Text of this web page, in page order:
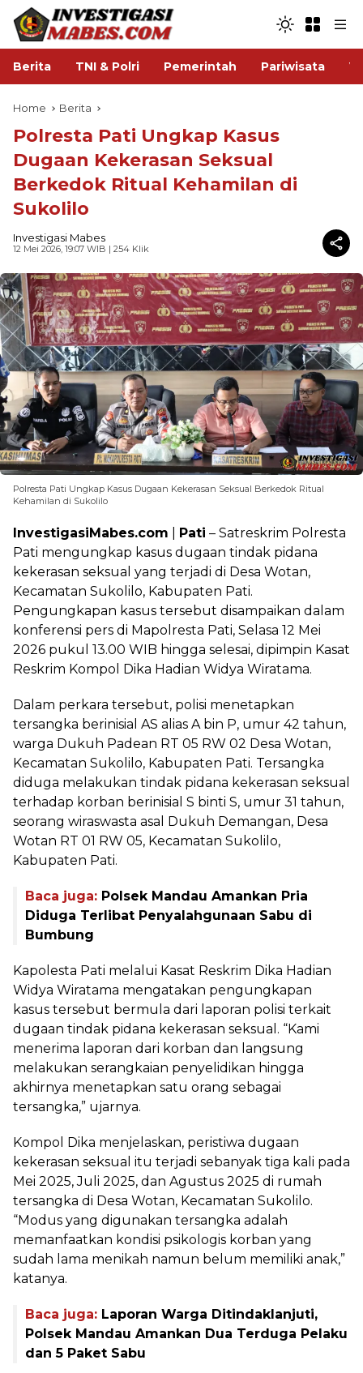
Berita TNI & Polri Pemerintah Pariwisata
Home Berita
Polresta Pati Ungkap Kasus
Dugaan Kekerasan Seksual
Berkedok Ritual Kehamilan di
Sukolilo
Investigasi Mabes
12 Mei 2026, 19:07 WIB | 254 Klik
Polresta Pati Ungkap Kasus Dugaan Kekerasan Seksual Berkedok Ritual
Kehamilan di Sukolilo
InvestigasiMabes.com Pati – Satreskrim Polresta
Pati mengungkap kasus dugaan tindak pidana
kekerasan seksual yang terjadi di Desa Wotan,
Kecamatan Sukolilo, Kabupaten Pati.
Pengungkapan kasus tersebut disampaikan dalam
konferensi pers di Mapolresta Pati, Selasa 12 Mei
2026 pukul 13.00 WIB hingga selesai, dipimpin Kasat
Reskrim Kompol Dika Hadian Widya Wiratama.
Dalam perkara tersebut, polisi menetapkan
tersangka berinisial AS alias A bin P, umur 42 tahun,
warga Dukuh Padean RT 05 RW 02 Desa Wotan,
Kecamatan Sukolilo, Kabupaten Pati. Tersangka
diduga melakukan tindak pidana kekerasan seksual
terhadap korban berinisial S binti S, umur 31 tahun,
seorang wiraswasta asal Dukuh Demangan, Desa
Wotan RT 01 RW 05, Kecamatan Sukolilo,
Kabupaten Pati.
Baca juga: Polsek Mandau Amankan Pria
Diduga Terlibat Penyalahgunaan Sabu di
Bumbung
Kapolesta Pati melalui Kasat Reskrim Dika Hadian
Widya Wiratama mengatakan pengungkapan
kasus tersebut bermula dari laporan polisi terkait
dugaan tindak pidana kekerasan seksual. “Kami
menerima laporan dari korban dan langsung
melakukan serangkaian penyelidikan hingga
akhirnya menetapkan satu orang sebagai
tersangka,” ujarnya.
Kompol Dika menjelaskan, peristiwa dugaan
kekerasan seksual itu terjadi sebanyak tiga kali pada
Mei 2025, Juli 2025, dan Agustus 2025 di rumah
tersangka di Desa Wotan, Kecamatan Sukolilo.
“Modus yang digunakan tersangka adalah
memanfaatkan kondisi psikologis korban yang
sudah lama menikah namun belum memiliki anak,”
katanya.
Baca juga: Laporan Warga Ditindaklanjuti,
Polsek Mandau Amankan Dua Terduga Pelaku
dan 5 Paket Sabu